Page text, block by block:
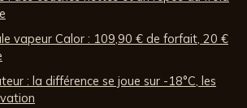
vapeur Calor : 109,90 € de forfait, 20 €
: la différence se joue sur -18°C, les